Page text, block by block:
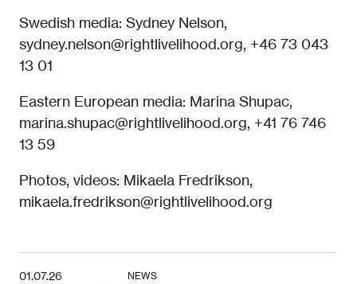
Swedish media: Sydney Nelson,
sydney.nelson@rightlivelihood.org, +46 73 043
13 01
Eastern European media: Marina Shupac,
marina.shupac@rightlivelihood.org, +41 76 746
13 59
Photos, videos: Mikaela Fredrikson,
mikaela.fredrikson@rightlivelihood.org
01.07.26 NEWS